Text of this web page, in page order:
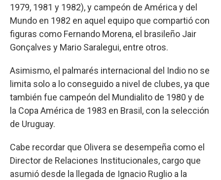
1979, 1981 y 1982), y campeón de América y del
Mundo en 1982 en aquel equipo que compartió con
figuras como Fernando Morena, el brasileño Jair
Gonçalves y Mario Saralegui, entre otros.
Asimismo, el palmarés internacional del Indio no se
limita solo a lo conseguido a nivel de clubes, ya que
también fue campeón del Mundialito de 1980 y de
la Copa América de 1983 en Brasil, con la selección
de Uruguay.
Cabe recordar que Olivera se desempeña como el
Director de Relaciones Institucionales, cargo que
asumió desde la llegada de Ignacio Ruglio a la